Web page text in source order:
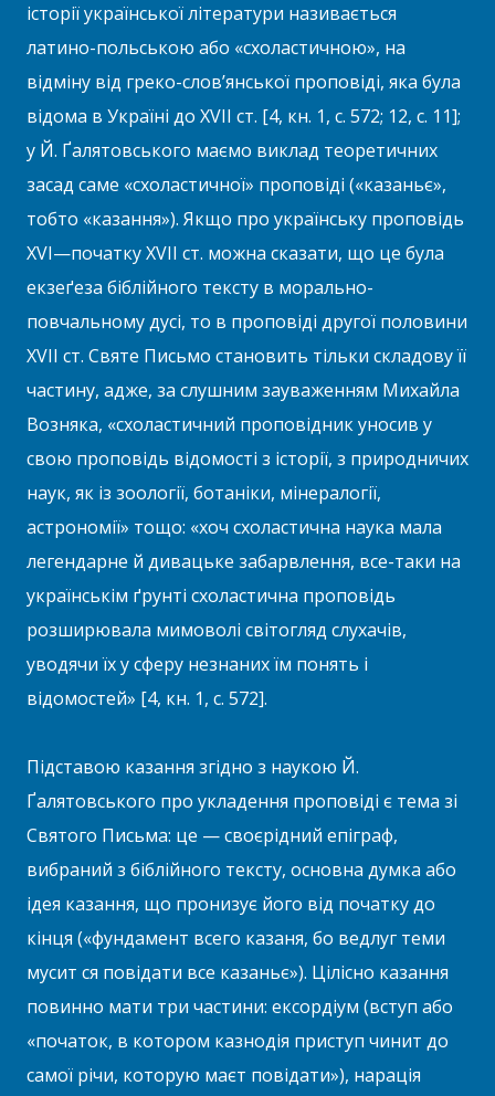
історії української літератури називається
латино-польською або «схоластичною», на
відміну від греко-слов’янської проповіді, яка була
відома в Україні до XVII ст. [4, кн. 1, с. 572; 12, с. 11];
у Й. Ґалятовського маємо виклад теоретичних
засад саме «схоластичної» проповіді («казаньє»,
тобто «казання»). Якщо про українську проповідь
XVI—початку XVII ст. можна сказати, що це була
екзеґеза біблійного тексту в морально-
повчальному дусі, то в проповіді другої половини
XVII ст. Святе Письмо становить тільки складову її
частину, адже, за слушним зауваженням Михайла
Возняка, «схоластичний проповідник уносив у
свою проповідь відомості з історії, з природничих
наук, як із зоології, ботаніки, мінералогії,
астрономії» тощо: «хоч схоластична наука мала
легендарне й дивацьке забарвлення, все-таки на
українськім ґрунті схоластична проповідь
розширювала мимоволі світогляд слухачів,
уводячи їх у сферу незнаних їм понять і
відомостей» [4, кн. 1, с. 572].
Підставою казання згідно з наукою Й.
Ґалятовського про укладення проповіді є тема зі
Святого Письма: це — своєрідний епіграф,
вибраний з біблійного тексту, основна думка або
ідея казання, що пронизує його від початку до
кінця («фундамент всего казаня, бо ведлуг теми
мусит ся повідати все казаньє»). Цілісно казання
повинно мати три частини: ексордіум (вступ або
«початок, в котором казнодія приступ чинит до
самої річи, которую маєт повідати»), нарація